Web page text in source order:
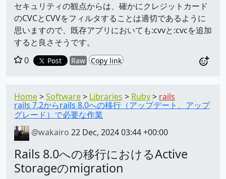
セキュリティの観点からは、確かにクレジットカード
のCVCとCVVをフィルタすることは適切であるように
思いますので、既存アプリにおいても:cvvと:cvcを追加
すると良さそうです。
0
Post Raw Copy link
Home Software Libraries Ruby rails
rails 7.2からrails 8.0への移行（アップデート、アップ
グレード）で必要な作業
@wakairo 22 Dec, 2024 03:44 +00:00
Rails 8.0への移行におけるActive
Storageのmigration